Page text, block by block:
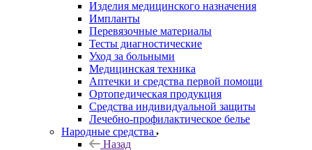
Изделия медицинского назначения
Импланты
Перевязочные материалы
Тесты диагностические
Уход за больными
Медицинская техника
Аптечки и средства первой помощи
Ортопедическая продукция
Средства индивидуальной защиты
Лечебно-профилактическое белье
Народные средства
Назад